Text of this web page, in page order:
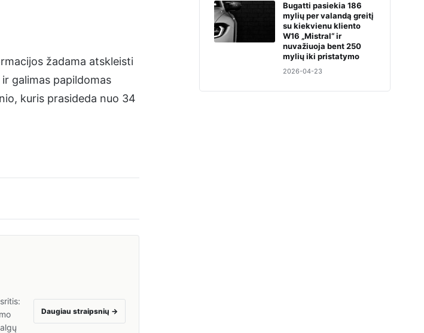
žadama atskleisti
galimas papildomas
kuris prasideda nuo 34
Daugiau straipsnių →
Bugatti pasiekia 186
mylių per valandą greitį
su kiekvienu kliento
W16 „Mistral“ ir
nuvažiuoja bent 250
mylių iki pristatymo
2026-04-23